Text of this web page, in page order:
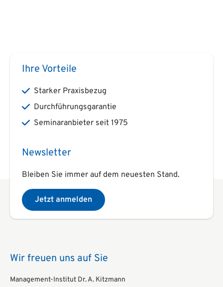
Ihre Vorteile
Starker Praxisbezug
Durchführungsgarantie
Seminaranbieter seit 1975
Newsletter
Bleiben Sie immer auf dem neuesten Stand.
Jetzt anmelden
Wir freuen uns auf Sie
Management-Institut Dr. A. Kitzmann